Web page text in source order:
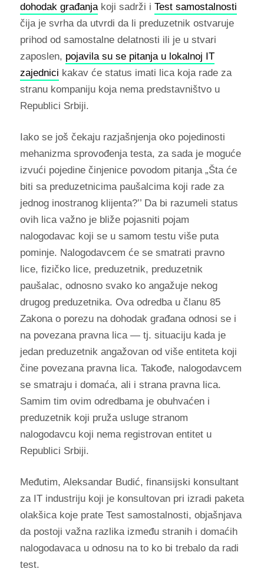
dohodak građanjakoji sadrži i Test samostalnosti
čija je svrha da utvrdi da li preduzetnik ostvaruje
prihod od samostalne delatnosti ili je u stvari
zaposlen, pojavila su se pitanja u lokalnoj IT
zajednici kakav će status imati lica koja rade za
stranu kompaniju koja nema predstavništvo u
Republici Srbiji.
Iako se još čekaju razjašnjenja oko pojedinosti
mehanizma sprovođenja testa, za sada je moguće
izvući pojedine činjenice povodom pitanja „Šta će
biti sa preduzetnicima paušalcima koji rade za
jednog inostranog klijenta?’’ Da bi razumeli status
ovih lica važno je bliže pojasniti pojam
nalogodavac koji se u samom testu više puta
pominje. Nalogodavcem će se smatrati pravno
lice, fizičko lice, preduzetnik, preduzetnik
paušalac, odnosno svako ko angažuje nekog
drugog preduzetnika. Ova odredba u članu 85
Zakona o porezu na dohodak građana odnosi se i
na povezana pravna lica — tj. situaciju kada je
jedan preduzetnik angažovan od više entiteta koji
čine povezana pravna lica. Takođe, nalogodavcem
se smatraju i domaća, ali i strana pravna lica.
Samim tim ovim odredbama je obuhvaćen i
preduzetnik koji pruža usluge stranom
nalogodavcu koji nema registrovan entitet u
Republici Srbiji.
Međutim, Aleksandar Budić, finansijski konsultant
za IT industriju koji je konsultovan pri izradi paketa
olakšica koje prate Test samostalnosti, objašnjava
da postoji važna razlika između stranih i domaćih
nalogodavaca u odnosu na to ko bi trebalo da radi
test.